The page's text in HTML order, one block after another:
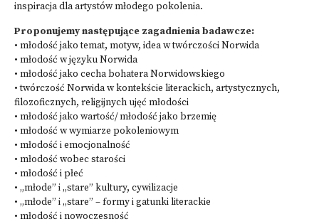
inspiracja dla artystów młodego pokolenia.
Proponujemy następujące zagadnienia badawcze:
• młodość jako temat, motyw, idea w twórczości Norwida
• młodość w języku Norwida
• młodość jako cecha bohatera Norwidowskiego
• twórczość Norwida w kontekście literackich, artystycznych,
filozoficznych, religijnych ujęć młodości
• młodość jako wartość/ młodość jako brzemię
• młodość w wymiarze pokoleniowym
• młodość i emocjonalność
• młodość wobec starości
• młodość i płeć
• „młode” i „stare” kultury, cywilizacje
• „młode” i „stare” – formy i gatunki literackie
• młodość i nowoczesność